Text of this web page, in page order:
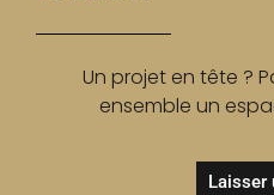
Un projet en tête ?
ensemble un
Laisser